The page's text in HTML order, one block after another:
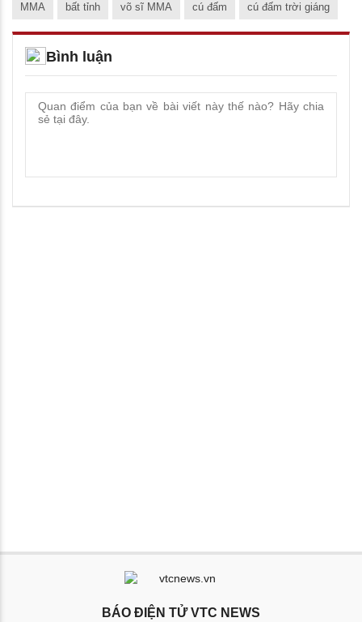
MMA bất tỉnh võ sĩ MMA cú đấm cú đấm trời giáng
Bình luận
BÁO ĐIỆN TỬ VTC NEWS